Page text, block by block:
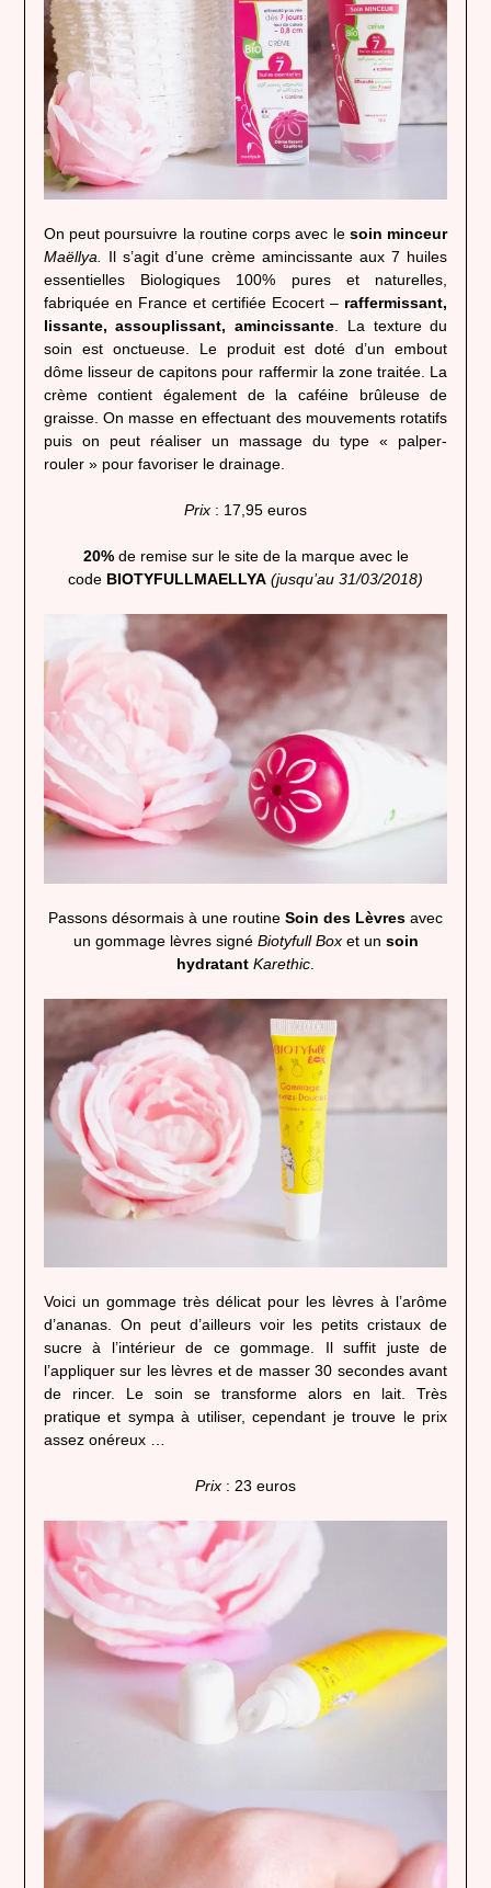
On peut poursuivre la routine corps avec lesoin minceur
Maëllya. Il s’agit d’une crème amincissante aux 7 huiles
essentielles Biologiques 100% pures et naturelles,
fabriquée en France et certifiée Ecocert – raffermissant,
lissante, assouplissant, amincissante . La texture du
soin est onctueuse. Le produit est doté d’un embout
dôme lisseur de capitons pour raffermir la zone traitée. La
crème contient également de la caféine brûleuse de
graisse. On masse en effectuant des mouvements rotatifs
puis on peut réaliser un massage du type « palper-
rouler » pour favoriser le drainage.
Prix : 17,95 euros
20% de remise sur le site de la marque avec le
code BIOTYFULLMAELLYA (jusqu’au 31/03/2018)
Passons désormais à une routine Soin des Lèvres avec
un gommage lèvres signé Biotyfull Boxet un soin
hydratant Karethic
Voici un gommage très délicat pour les lèvres à l’arôme
d’ananas. On peut d’ailleurs voir les petits cristaux de
sucre à l’intérieur de ce gommage. Il suffit juste de
l’appliquer sur les lèvres et de masser 30 secondes avant
de rincer. Le soin se transforme alors en lait. Très
pratique et sympa à utiliser, cependant je trouve le prix
assez onéreux …
Prix : 23 euros